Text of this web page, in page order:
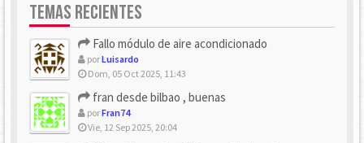
TEMAS RECIENTES
Fallo módulo de aire acondicionado
porLuisardo
Dom, 05 Oct 2025, 11:43
fran desde bilbao , buenas
porFran74
Vie, 12 Sep 2025, 20:04